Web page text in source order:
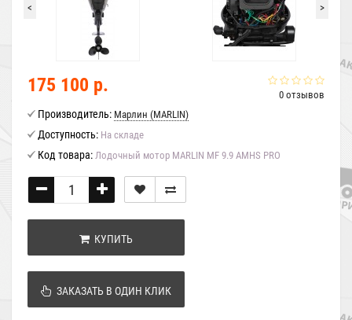
< >
0 отзывов
175 100 р.
Производитель: Марлин (MARLIN)
Доступность: На складе
Код товара: Лодочный мотор MARLIN MF 9.9 AMHS PRO
КУПИТЬ
ЗАКАЗАТЬ В ОДИН КЛИК